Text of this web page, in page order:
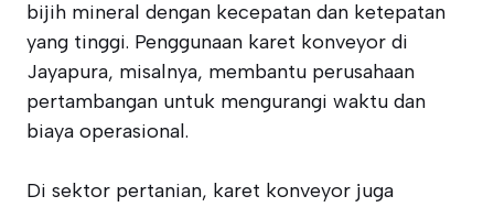
bijih mineral dengan kecepatan dan ketepatan
yang tinggi. Penggunaan karet konveyor di
Jayapura, misalnya, membantu perusahaan
pertambangan untuk mengurangi waktu dan
biaya operasional.
Di sektor pertanian, karet konveyor juga